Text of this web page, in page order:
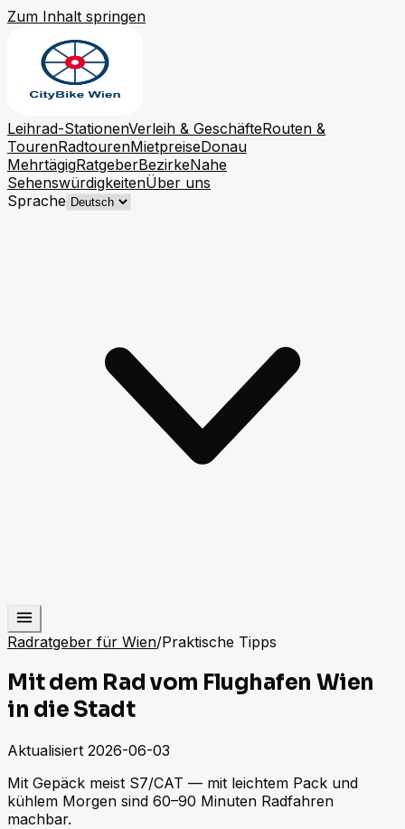
Zum Inhalt springen
Leihrad-StationenVerleih & GeschäfteRouten &
TourenRadtourenMietpreiseDonau
MehrtägigRatgeberBezirkeNahe
SehenswürdigkeitenÜber uns
Sprache
Radratgeber für Wien/Praktische Tipps
Mit dem Rad vom Flughafen Wien
in die Stadt
Aktualisiert 2026-06-03
Mit Gepäck meist S7/CAT — mit leichtem Pack und
kühlem Morgen sind 60–90 Minuten Radfahren
machbar.